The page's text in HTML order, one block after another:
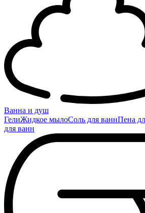
Ванна и душ
ГелиЖидкое мылоСоль для ваннПена
для ванн